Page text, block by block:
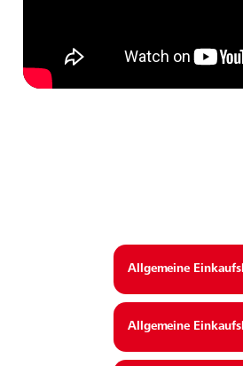
Allgemeine
Allgemeine